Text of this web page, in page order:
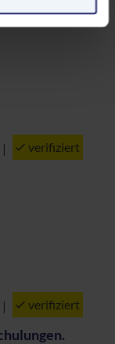
| verifiziert
| verifiziert